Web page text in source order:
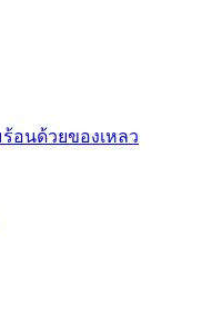
ร้อนด้วยของเหลว